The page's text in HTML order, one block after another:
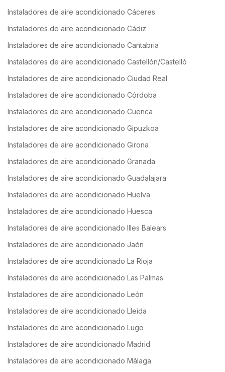
Instaladores de aire acondicionado Cáceres
Instaladores de aire acondicionado Cádiz
Instaladores de aire acondicionado Cantabria
Instaladores de aire acondicionado Castellón/Castelló
Instaladores de aire acondicionado Ciudad Real
Instaladores de aire acondicionado Córdoba
Instaladores de aire acondicionado Cuenca
Instaladores de aire acondicionado Gipuzkoa
Instaladores de aire acondicionado Girona
Instaladores de aire acondicionado Granada
Instaladores de aire acondicionado Guadalajara
Instaladores de aire acondicionado Huelva
Instaladores de aire acondicionado Huesca
Instaladores de aire acondicionado Illes Balears
Instaladores de aire acondicionado Jaén
Instaladores de aire acondicionado La Rioja
Instaladores de aire acondicionado Las Palmas
Instaladores de aire acondicionado León
Instaladores de aire acondicionado Lleida
Instaladores de aire acondicionado Lugo
Instaladores de aire acondicionado Madrid
Instaladores de aire acondicionado Málaga